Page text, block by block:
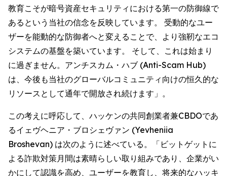
教育こそが暗号資産セキュリティにおける第一の防御線で
あるという当社の信念を反映しています。 受動的なユー
ザーを能動的な防御者へと変えることで、より強靭なエコ
システムの基盤を築いています。 そして、これは始まり
に過ぎません。アンチスカム・ハブ (Anti-Scam Hub)
は、今後も当社のグローバルコミュニティ向けの恒久的な
リソースとして通年で開放され続けます」。
この考えに呼応して、ハッケンの共同創業者兼CBDOであ
るイェヴヘニア・ブロシェヴァン (Yevheniia
Broshevan) は次のように述べている。「ビットゲットに
よる詐欺対策月間は素晴らしい取り組みであり、企業がい
かにして認識を高め、ユーザーを教育し、将来的なハッキ